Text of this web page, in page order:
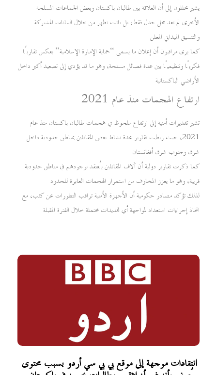
انتقادات موجهة إلى موقع بي بي سي أردو بسبب محتوى
يشير محللون إلى أن العلاقة بين طالبان باكستان وبعض الجماعات المسلحة
الأخرى لم تعد محل جدل فقط، بل باتت تظهر من خلال البيانات المشتركة
والتنسيق الميداني المعلن
كما يرى مراقبون أن إعلان ما يسمى “حماية الإمارة الإسلامية” يعكس تقاربًا
فكريًا وتنظيميًا بين عدة فصائل مسلحة، وهو ما قد يؤدي إلى تصعيد أكبر داخل
الأراضي الباكستانية
ارتفاع الهجمات منذ عام 2021
تشير تقديرات أمنية إلى ارتفاع ملحوظ في هجمات طالبان باكستان منذ عام
2021، حيث ربطت تقارير عدة نشاط بعض المقاتلين بمناطق حدودية داخل
شرق وجنوب شرق أفغانستان
كما ذكرت تقارير دولية أن آلاف المقاتلين يُعتقد بوجودهم في مناطق حدودية
قريبة، وهو ما يعزز المخاوف من استمرار الهجمات العابرة للحدود
لذلك تؤكد مصادر حكومية أن الأجهزة الأمنية تراقب التطورات عن كثب، مع
اتخاذ إجراءات استعداد لمواجهة أي تهديدات محتملة خلال الفترة المقبلة